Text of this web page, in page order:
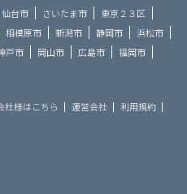
仙台市 さいたま市
東京２３区
相模原市 新潟市 静岡市
浜松市
戸市 岡山市 広島市
福岡市
社様はこちら 運営会社
利用規約